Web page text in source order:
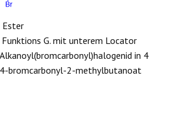
Ester
Funktions G. mit unterem Locator
Alkanoyl(bromcarbonyl)halogenid in 4
bromcarbonyl-2-methylbutanoat